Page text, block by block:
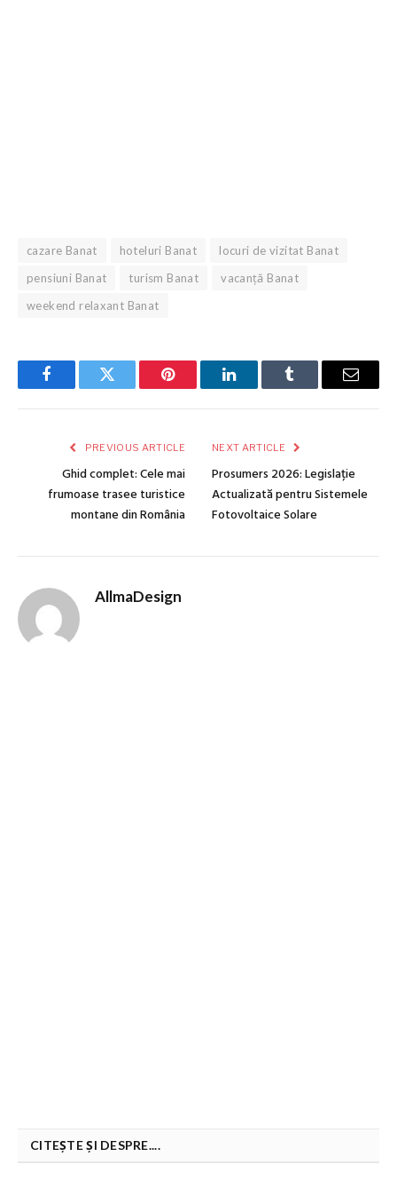
cazare Banat hoteluri Banat
locuri de vizitat Banat
pensiuni Banat
turism Banat
vacanță Banat
weekend relaxant Banat
FacebookTwitter Pinterest LinkedInTumblr Email
PREVIOUS ARTICLE
Ghid complet: Cele mai
frumoase trasee turistice
montane din România
NEXT ARTICLE
Prosumers 2026: Legislație
Actualizată pentru Sistemele
Fotovoltaice Solare
AllmaDesign
CITEȘTE ȘI DESPRE....